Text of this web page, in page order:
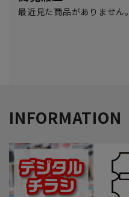
最近見た商品がありません。
INFORMATION